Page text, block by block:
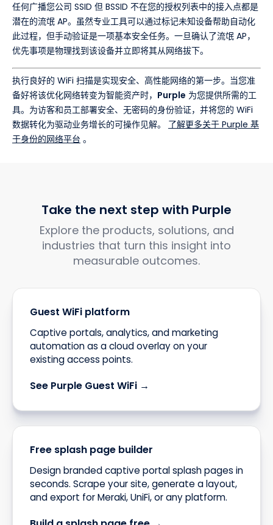
任何广播您公司 SSID 但 BSSID 不在您的授权列表中的接入点都是
潜在的流氓 AP。虽然专业工具可以通过标记未知设备帮助自动化
此过程，但手动验证是一项基本安全任务。一旦确认了流氓 AP，
优先事项是物理找到该设备并立即将其从网络拔下。
执行良好的 WiFi 扫描是实现安全、高性能网络的第一步。当您准
备好将该优化网络转变为智能资产时， Purple 为您提供所需的工
具。为访客和员工部署安全、无密码的身份验证，并将您的 WiFi
数据转化为驱动业务增长的可操作见解。 了解更多关于 Purple 基
于身份的网络平台 。
Take the next step with Purple
Explore the products, solutions, and
industries that turn this insight into
measurable outcomes.
Guest WiFi platform
Captive portals, analytics, and marketing
automation as a cloud overlay on your
existing access points.
See Purple Guest WiFi →
Free splash page builder
Design branded captive portal splash pages in
seconds. Scrape your site, generate a layout,
and export for Meraki, UniFi, or any platform.